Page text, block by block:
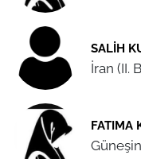
SALIH
İran (II.
FATIMA